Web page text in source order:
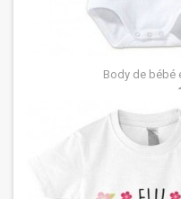
Body de bébé